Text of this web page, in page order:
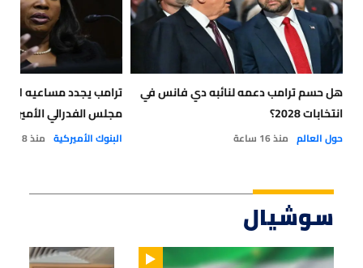
هل حسم ترامب دعمه لنائبه دي فانس في
انتخابات 2028؟
حول العالم منذ 16 ساعة
ترامب يجدد مساعيه
مجلس الفدرالي الأميركي
البنوك الأميركية منذ 18 ساعة
سوشيال